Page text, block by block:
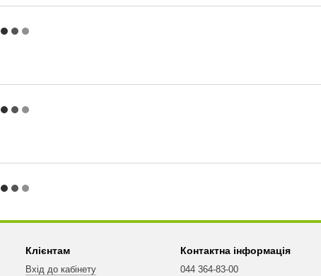
Клієнтам
Вхід до кабінету
Контактна інформація
044 364-83-00